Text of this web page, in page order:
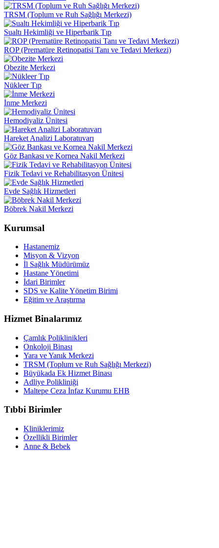
TRSM (Toplum ve Ruh Sağlığı Merkezi)
Sualtı Hekimliği ve Hiperbarik Tıp
ROP (Prematüre Retinopatisi Tanı ve Tedavi Merkezi)
Obezite Merkezi
Nükleer Tıp
İnme Merkezi
Hemodiyaliz Ünitesi
Hareket Analizi Laboratuvarı
Göz Bankası ve Kornea Nakil Merkezi
Fizik Tedavi ve Rehabilitasyon Ünitesi
Evde Sağlık Hizmetleri
Böbrek Nakil Merkezi
Kurumsal
Hastanemiz
Misyon & Vizyon
İl Sağlık Müdürümüz
Hastane Yönetimi
İdari Birimler
SDS ve Kalite Yönetim Birimi
Eğitim ve Araştırma
Hizmet Binalarımız
Çamlık Poliklinikleri
Onkoloji Binası
Yara ve Yanık Merkezi
TRSM (Toplum ve Ruh Sağlığı Merkezi)
Büyükada Ek Hizmet Binası
Adliye Polikliniği
Maltepe Ceza İnfaz Kurumu EHB
Tıbbi Birimler
Kliniklerimiz
Özellikli Birimler
Anne & Bebek